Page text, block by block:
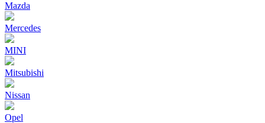
Mazda
Mercedes
MINI
Mitsubishi
Nissan
Opel